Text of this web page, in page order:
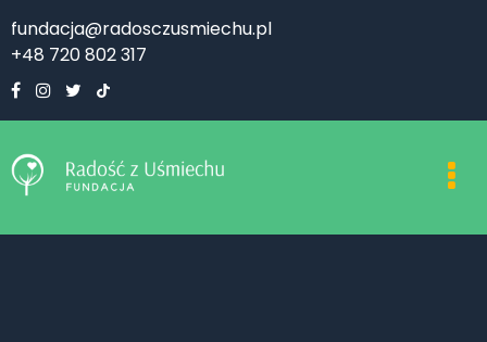
fundacja@radosczusmiechu.pl
+48 720 802 317